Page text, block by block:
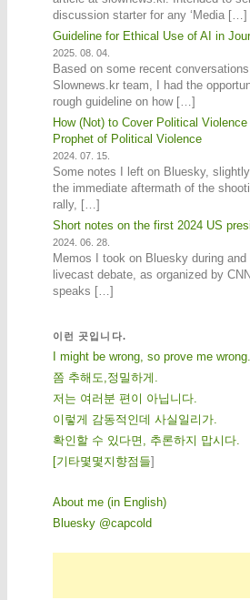
discussion starter for any ‘Media […]
Guideline for Ethical Use of AI in
2025. 08. 04.
Based on some recent
Slownews.kr team, I had the
rough guideline on how […]
How (Not) to Cover Political
Prophet of Political Violence
2024. 07. 15.
Some notes I left on Bluesky,
the immediate aftermath of the
rally, […]
Short notes on the first 2024 US
2024. 06. 28.
Memos I took on Bluesky during
livecast debate, as organized by
speaks […]
이런 곳입니다.
I might be wrong, so prove me wrong.
쫌 추해도,정밀하게.
저는 여러분 편이 아닙니다.
이렇게 감동적인데 사실일리가.
확인할 수 있다면, 추론하지 맙시다.
[기 타몇 몇 지 향점 들]
About me (in English)
Bluesky @capcold